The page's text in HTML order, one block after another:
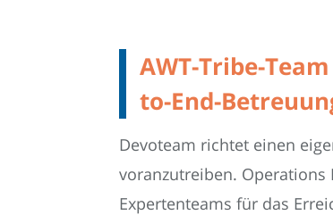
AWT-Tribe-
to-End-
Devoteam richtet einen
voranzutreiben.
Expertenteams für das